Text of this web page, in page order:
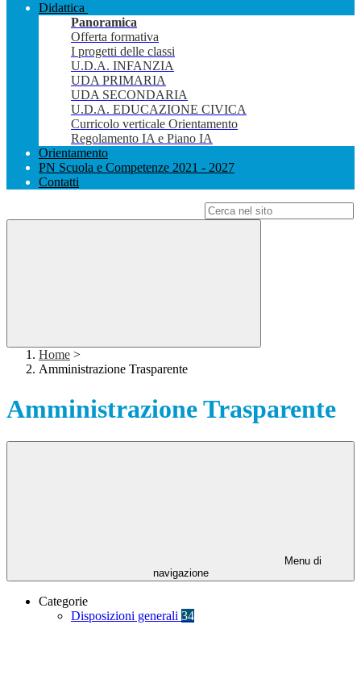
Didattica
Panoramica
Offerta formativa
I progetti delle classi
U.D.A. INFANZIA
UDA PRIMARIA
UDA SECONDARIA
U.D.A. EDUCAZIONE CIVICA
Curricolo verticale Orientamento
Regolamento IA e Piano IA
Orientamento
PN Scuola e Competenze 2021 - 2027
Contatti
Home >
Amministrazione Trasparente
Amministrazione Trasparente
Menu di
navigazione
Categorie
Disposizioni generali 34